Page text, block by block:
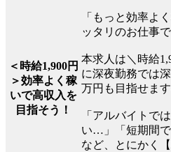
＜時給1,900円
＞効率よく稼
いで高収入を
目指そう！
「もっと効率よ
ッタリのお仕事で
本求人は＼時給
に深夜勤務では
万円も目指せま
「アルバイトで
い…」「短期間で
など、とにかく